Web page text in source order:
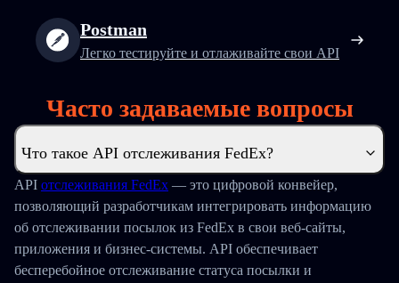
Postman
Легко тестируйте и отлаживайте свои API
Часто задаваемые вопросы
Что такое API отслеживания FedEx?
API отслеживания FedEx — это цифровой конвейер,
позволяющий разработчикам интегрировать информацию
об отслеживании посылок из FedEx в свои веб-сайты,
приложения и бизнес-системы. API обеспечивает
бесперебойное отслеживание статуса посылки и